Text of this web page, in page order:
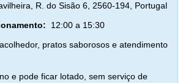
R. do Sisão 6, 2560-194, Portugal
12:00 a 15:30
pratos saborosos e atendimento
e pode ficar lotado, sem serviço de